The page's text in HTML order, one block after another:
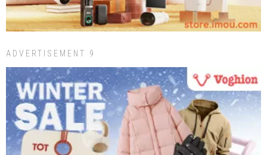
ADVERTISEMENT 9